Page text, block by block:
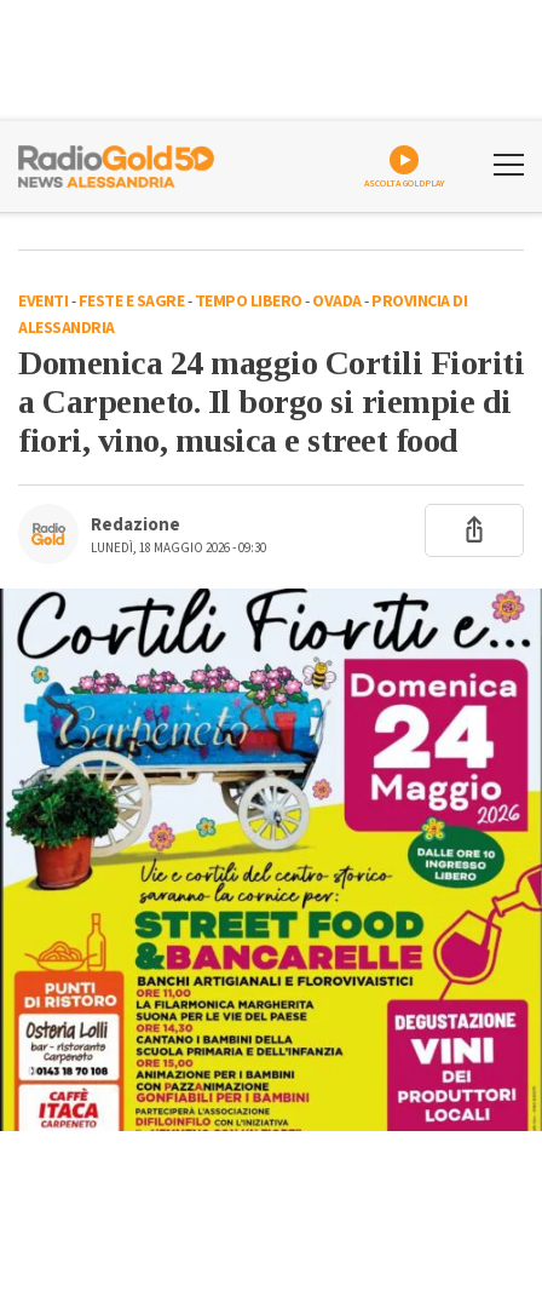
ASCOLTA GOLDPLAY
EVENTI-FESTE E SAGRE-TEMPO LIBERO-OVADA-PROVINCIA DI
ALESSANDRIA
Domenica 24 maggio Cortili Fioriti
a Carpeneto. Il borgo si riempie di
fiori, vino, musica e street food
Redazione
LUNEDÌ, 18 MAGGIO 2026 - 09:30